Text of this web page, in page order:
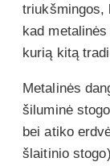
triukšmingos,
kad
kurią kitą
Metalinės
šiluminė
bei atiko
šlaitinio